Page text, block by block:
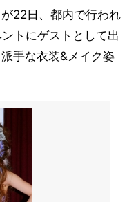
22日、都内で行われ
トにゲストとして出
手な衣装&メイク姿